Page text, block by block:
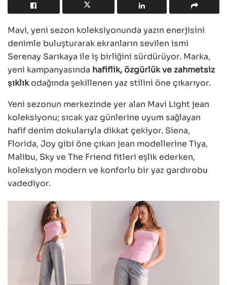
Mavi, yeni sezon koleksiyonunda yazın enerjisini
denimle buluşturarak ekranların sevilen ismi
Serenay Sarıkaya ile iş birliğini sürdürüyor. Marka,
yeni kampanyasında hafiflik, özgürlük ve zahmetsiz
şıklıkodağında şekillenen yaz stilini öne çıkarıyor.
Yeni sezonun merkezinde yer alan Mavi Light jean
koleksiyonu; sıcak yaz günlerine uyum sağlayan
hafif denim dokularıyla dikkat çekiyor. Siena,
Florida, Joy gibi öne çıkan jean modellerine Tiya,
Malibu, Sky ve The Friend fitleri eşlik ederken,
koleksiyon modern ve konforlu bir yaz gardırobu
vadediyor.